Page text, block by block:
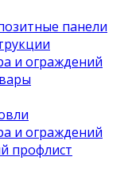
панели
и ограждений
и ограждений
профлист